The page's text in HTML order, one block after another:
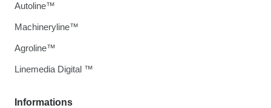
Informations
Autoline™
Machineryline™
Agroline™
Linemedia Digital ™